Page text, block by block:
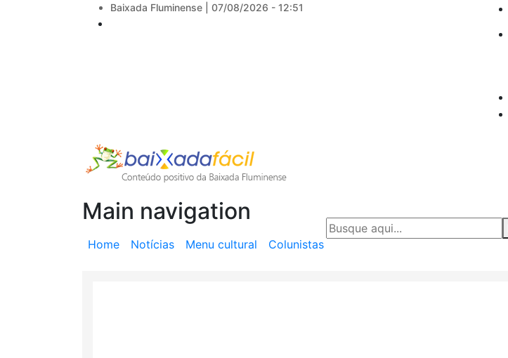
Baixada Fluminense | 07/08/2026 - 12:51
Main navigation
Home Notícias Menu cultural Colunistas